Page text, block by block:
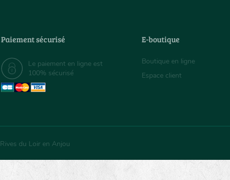
Paiement sécurisé
Le paiement en ligne est
100% sécurisé
E-boutique
Boutique en ligne
Espace client
Rives du Loir en Anjou